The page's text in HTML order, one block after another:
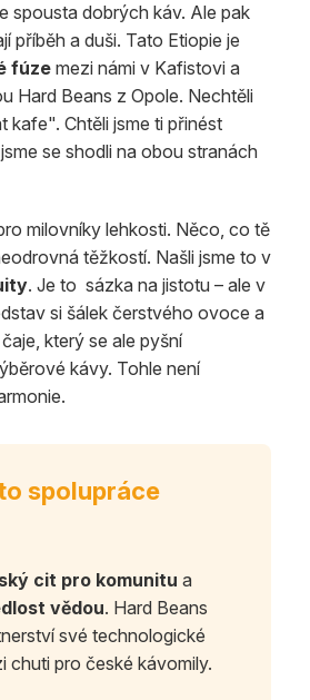
spousta dobrých káv. Ale pak
příběh a duši. Tato Etiopie je
fúzemezi námi v Kafistovi a
Hard Beans z Opole. Nechtěli
kafe". Chtěli jsme ti přinést
se shodli na obou stranách
milovníky lehkosti. Něco, co tě
těžkostí. Našli jsme to v
. Je to sázka na jistotu – ale v
si šálek čerstvého ovoce a
který se ale pyšní
kávy. Tohle není
spolupráce
cit pro komunitu a
vědou. Hard Beans
své technologické
chuti pro české kávomily.